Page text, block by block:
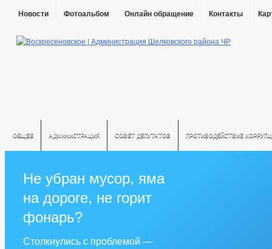
Новости Фотоальбом Онлайн обращение Контакты
ОБЩЕЕ АДМИНИСТРАЦИЯ СОВЕТ ДЕПУТАТОВ ПРОТИВОДЕЙСТВИЕ
Не убран мусор, яма
на дороге, не горит
фонарь?
Столкнулись с проблемой —